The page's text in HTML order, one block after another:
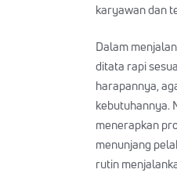
karyawan dan
Dalam
ditata rapi
harapannya,
kebutuhannya.
menerapkan
menunjang
rutin